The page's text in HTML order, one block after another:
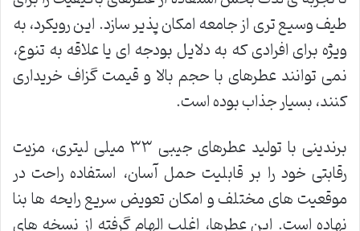
طیف وسیع تری از جامعه امکان پذیر سازد. این رویکرد، به
ویژه برای افرادی که به دلایل بودجه ای یا علاقه به تنوع،
نمی توانند عطرهای با حجم بالا و قیمت گزاف خریداری
کنند، بسیار جذاب بوده است.
برندینی با تولید عطرهای جیبی ۳۳ میلی لیتری، مزیت
رقابتی خود را بر قابلیت حمل آسان، استفاده راحت در
موقعیت های مختلف و امکان تعویض سریع رایحه ها بنا